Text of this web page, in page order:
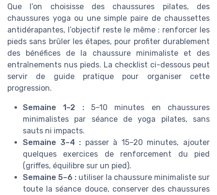
Que l’on choisisse des chaussures pilates, des
chaussures yoga ou une simple paire de chaussettes
antidérapantes, l’objectif reste le même : renforcer les
pieds sans brûler les étapes, pour profiter durablement
des bénéfices de la chaussure minimaliste et des
entraînements nus pieds. La checklist ci-dessous peut
servir de guide pratique pour organiser cette
progression.
Semaine 1–2 :5–10 minutes en chaussures
minimalistes par séance de yoga pilates, sans
sauts ni impacts.
Semaine 3–4 : passer à 15–20 minutes, ajouter
quelques exercices de renforcement du pied
(griffes, équilibre sur un pied).
Semaine 5–6 : utiliser la chaussure minimaliste sur
toute la séance douce, conserver des chaussures